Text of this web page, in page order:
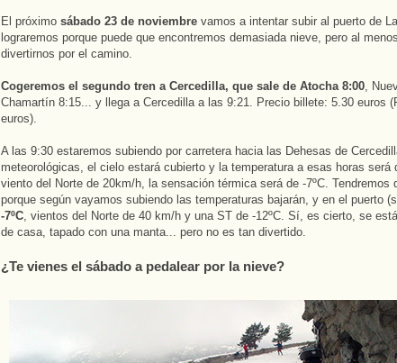
El próximo sábado 23 de noviembre vamos a intentar subir al puerto de
lograremos porque puede que encontremos demasiada nieve, pero al
divertirnos por el camino.
Cogeremos el segundo tren a Cercedilla, que sale de Atocha 8:00,
Chamartín 8:15... y llega a Cercedilla a las 9:21. Precio billete: 5.30 euros
euros).
A las 9:30 estaremos subiendo por carretera hacia las Dehesas de
meteorológicas, el cielo estará cubierto y la temperatura a esas horas será
viento del Norte de 20km/h, la sensación térmica será de -7ºC. Tendremos
porque según vayamos subiendo las temperaturas bajarán, y en el puerto
-7ºC, vientos del Norte de 40 km/h y una ST de -12ºC. Sí, es cierto, se
de casa, tapado con una manta... pero no es tan divertido.
¿Te vienes el sábado a pedalear por la nieve?